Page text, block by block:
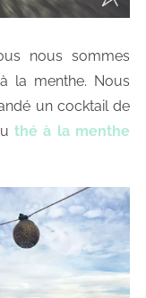
nous sommes
la menthe. Nous
un cocktail de
thé à la menthe